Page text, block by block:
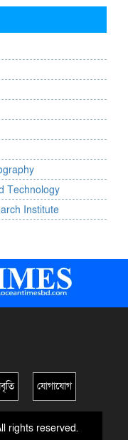
Technology
Institute
যোগাযোগ
rights reserved.